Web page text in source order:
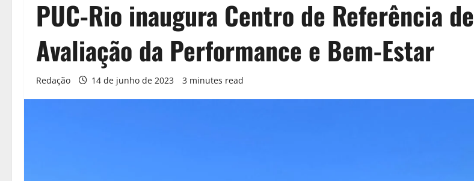
PUC-Rio inaugura Centro de Referência de
Avaliação da Performance e Bem-Estar
Redação 14 de junho de 2023 3 minutes read